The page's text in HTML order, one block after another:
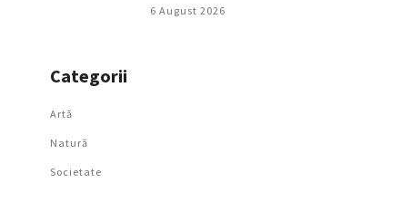
6 August 2026
Categorii
Artǎ
Natură
Societate